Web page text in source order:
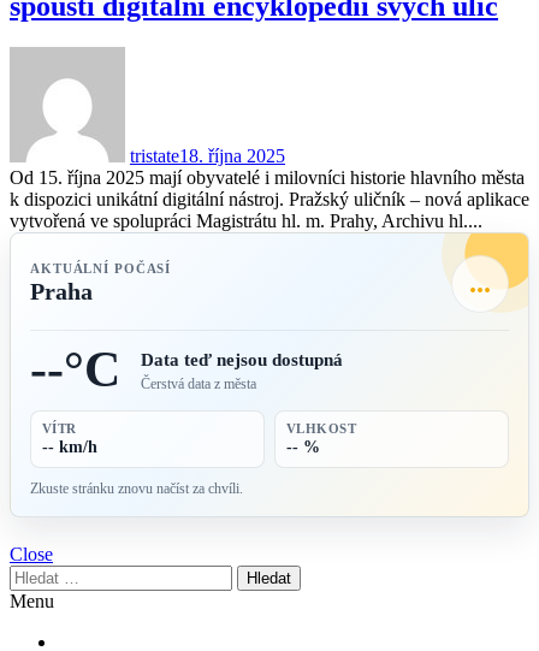
tristate18. října 2025
Od 15. října 2025 mají obyvatelé i milovníci historie hlavního města
k dispozici unikátní digitální nástroj. Pražský uličník – nová aplikace
vytvořená ve spolupráci Magistrátu hl. m. Prahy, Archivu hl....
AKTUÁLNÍ POČASÍ
Praha ...
--°C Data teď nejsou dostupná
Čerstvá data z města
VÍTR
-- km/h
VLHKOST
-- %
Zkuste stránku znovu načíst za chvíli.
Close
Vyhledávání
Menu